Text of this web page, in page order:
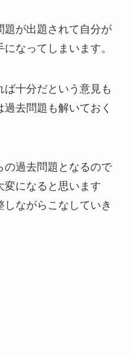
題が出題されて自分が
なってしまいます。
十分だという意見も
去問題も解いておく
の過去問題となるので
変になると思います
ながらこなしていき